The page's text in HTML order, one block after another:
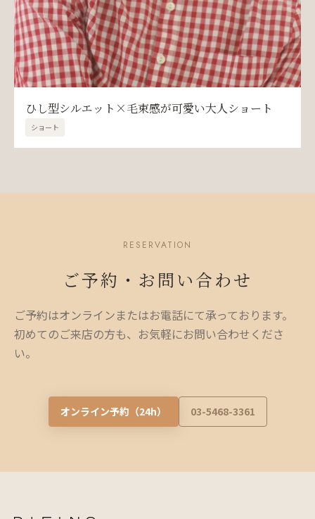
ひし型シルエット×毛束感が可愛い大人ショート
ショート
RESERVATION
ご予約・お問い合わせ
ご予約はオンラインまたはお電話にて承っております。
初めてのご来店の方も、お気軽にお問い合わせくださ
い。
オンライン予約（24h） 03-5468-3361